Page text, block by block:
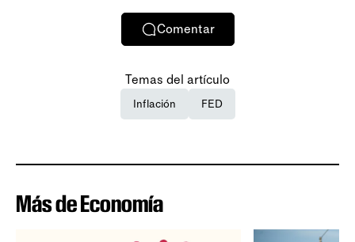
Comentar
Temas del artículo
Inflación FED
Más de Economía